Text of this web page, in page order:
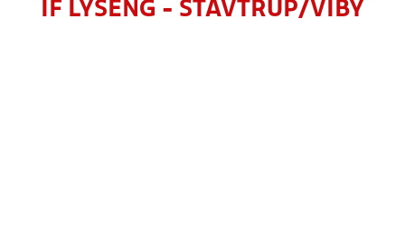
IF LYSENG - STAVTRUP/VIBY